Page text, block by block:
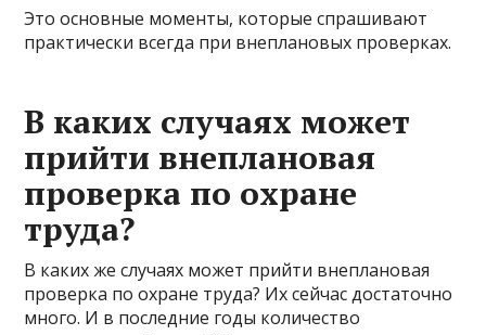
Это основные моменты, которые спрашивают
практически всегда при внеплановых проверках.
В каких случаях может
прийти внеплановая
проверка по охране
труда?
В каких же случаях может прийти внеплановая
проверка по охране труда? Их сейчас достаточно
много. И в последние годы количество